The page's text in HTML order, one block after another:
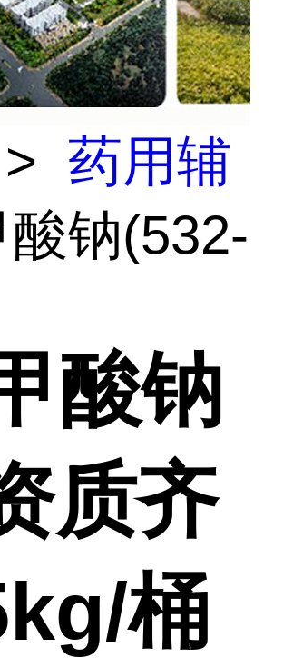
> 药用辅
钠(532-
酸钠
质齐
桶